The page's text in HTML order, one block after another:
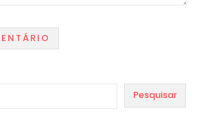
Pesquisar